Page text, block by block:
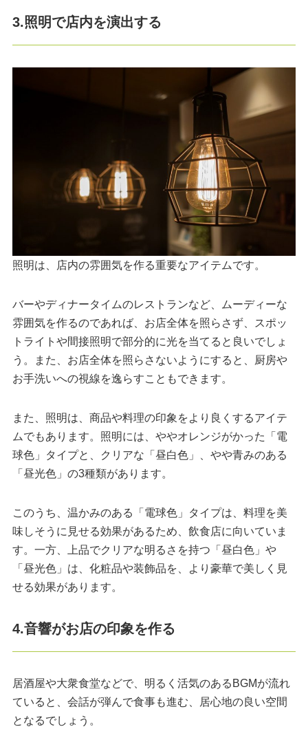
3.照明で店内を演出する
照明は、店内の雰囲気を作る重要なアイテムです。
バーやディナータイムのレストランなど、ムーディーな
雰囲気を作るのであれば、お店全体を照らさず、スポッ
トライトや間接照明で部分的に光を当てると良いでしょ
う。また、お店全体を照らさないようにすると、厨房や
お手洗いへの視線を逸らすこともできます。
また、照明は、商品や料理の印象をより良くするアイテ
ムでもあります。照明には、ややオレンジがかった「電
球色」タイプと、クリアな「昼白色」、やや青みのある
「昼光色」の3種類があります。
このうち、温かみのある「電球色」タイプは、料理を美
味しそうに見せる効果があるため、飲食店に向いていま
す。一方、上品でクリアな明るさを持つ「昼白色」や
「昼光色」は、化粧品や装飾品を、より豪華で美しく見
せる効果があります。
4.音響がお店の印象を作る
居酒屋や大衆食堂などで、明るく活気のあるBGMが流れ
ていると、会話が弾んで食事も進む、居心地の良い空間
となるでしょう。